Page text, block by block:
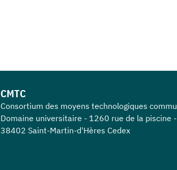
CMTC
Consortium des moyens technologiques
Domaine universitaire - 1260 rue de la piscine
38402 Saint-Martin-d'Hères Cedex